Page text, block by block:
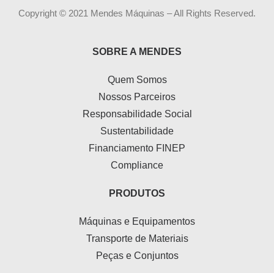
Copyright © 2021 Mendes Máquinas – All Rights Reserved.
SOBRE A MENDES
Quem Somos
Nossos Parceiros
Responsabilidade Social
Sustentabilidade
Financiamento FINEP
Compliance
PRODUTOS
Máquinas e Equipamentos
Transporte de Materiais
Peças e Conjuntos